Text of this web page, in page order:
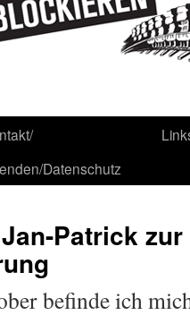
Datenschutz
Patrick zur
befinde ich